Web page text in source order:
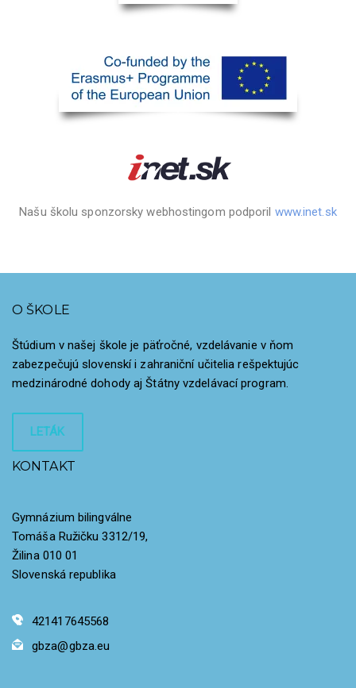
Našu školu sponzorsky webhostingom podporil www.inet.sk
O ŠKOLE
Štúdium v našej škole je päťročné, vzdelávanie v ňom
zabezpečujú slovenskí i zahraniční učitelia rešpektujúc
medzinárodné dohody aj Štátny vzdelávací program.
LETÁK
KONTAKT
Gymnázium bilingválne
Tomáša Ružičku 3312/19,
Žilina 010 01
Slovenská republika
421417645568
gbza@gbza.eu